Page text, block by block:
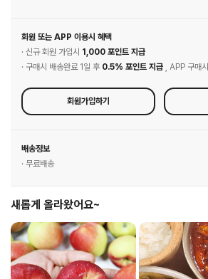
회원 또는 APP 이용시 혜택
· 신규 회원 가입시 1,000 포인트 지급
· 구매시 배송완료 1일 후 0.5% 포인트 지급 , APP 구매시
회원가입하기
배송정보
· 무료배송
새롭게 올라왔어요~